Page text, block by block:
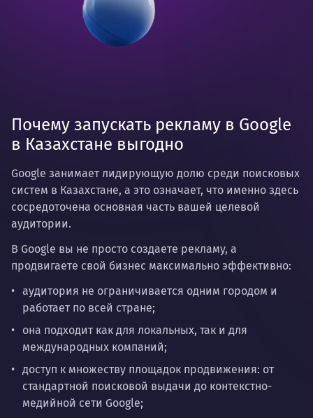
Почему запускать рекламу в Google
в Казахстане выгодно
Google занимает лидирующую долю среди поисковых
систем в Казахстане, а это означает, что именно здесь
сосредоточена основная часть вашей целевой
аудитории.
В Google вы не просто создаете рекламу, а
продвигаете свой бизнес максимально эффективно:
аудитория не ограничивается одним городом и
работает по всей стране;
она подходит как для локальных, так и для
международных компаний;
доступ к множеству площадок продвижения: от
стандартной поисковой выдачи до контекстно-
медийной сети Google;